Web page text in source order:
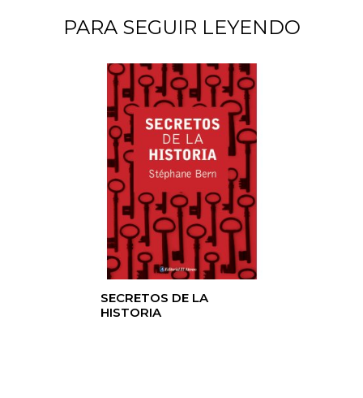
PARA SEGUIR LEYENDO
SECRETOS DE LA
HISTORIA